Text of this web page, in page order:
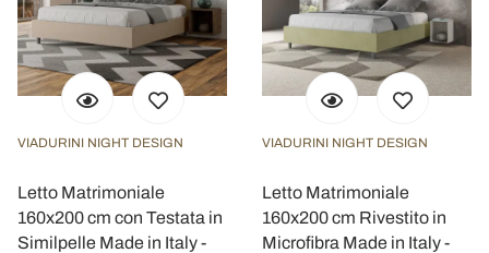
VIADURINI NIGHT DESIGN
Letto Matrimoniale
160x200 cm con Testata in
Similpelle Made in Italy -
VIADURINI NIGHT DESIGN
Letto Matrimoniale
160x200 cm Rivestito in
Microfibra Made in Italy -